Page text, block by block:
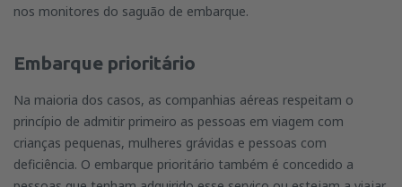
nos monitores do saguão de embarque.
Embarque prioritário
Na maioria dos casos, as companhias aéreas respeitam o
princípio de admitir primeiro as pessoas em viagem com
crianças pequenas, mulheres grávidas e pessoas com
deficiência. O embarque prioritário também é concedido a